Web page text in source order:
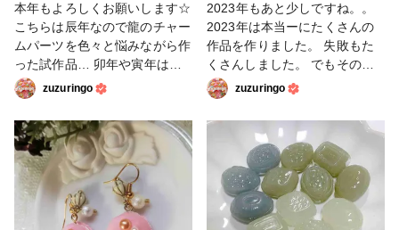
本年もよろしくお願いします☆
こちらは辰年なので龍のチャー
ムパーツを色々と悩みながら作
った試作品… 卯年や寅年はわ
りと作りやすかったのですが、
龍難しい！(^◇^;) 小さめなパ
ーツなのであまり複雑な絵柄に
も出来ず。 なんだこれは？と
いうのも出来てしまいました
が、 これも可愛いく感じてし
まったりします。 #粘土 #フ
ェイクスイーツ #辰年
zuzuringo
2023年もあと少しですね。。
2023年は本当ーにたくさんの
作品を作りました。 失敗もた
くさんしました。 でもその
分、上達もしたと思います。
失敗は成功のもと ですね。
2024年も引き続き作り続けま
す。 来年もハンドメイド、楽
しみましょう^ ^ #粘土 #チャ
ーム #フェイクスイーツ
zuzuringo